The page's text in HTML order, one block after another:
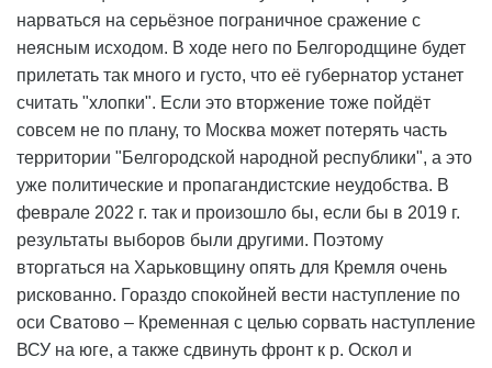
нарваться на серьёзное пограничное сражение с
неясным исходом. В ходе него по Белгородщине будет
прилетать так много и густо, что её губернатор устанет
считать "хлопки". Если это вторжение тоже пойдёт
совсем не по плану, то Москва может потерять часть
территории "Белгородской народной республики", а это
уже политические и пропагандистские неудобства. В
феврале 2022 г. так и произошло бы, если бы в 2019 г.
результаты выборов были другими. Поэтому
вторгаться на Харьковщину опять для Кремля очень
рискованно. Гораздо спокойней вести наступление по
оси Сватово – Кременная с целью сорвать наступление
ВСУ на юге, а также сдвинуть фронт к р. Оскол и